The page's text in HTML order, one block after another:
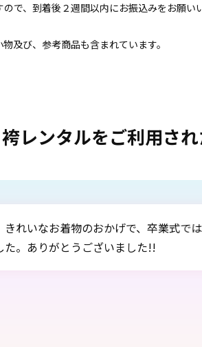
で、到着後２週間以内にお振込みをお願い
及び、参考商品も含まれています。
袴レンタルをご利用さ
は、素敵な着物・袴をご提供下さりあ
、朝早くから準備して下さり1日中着